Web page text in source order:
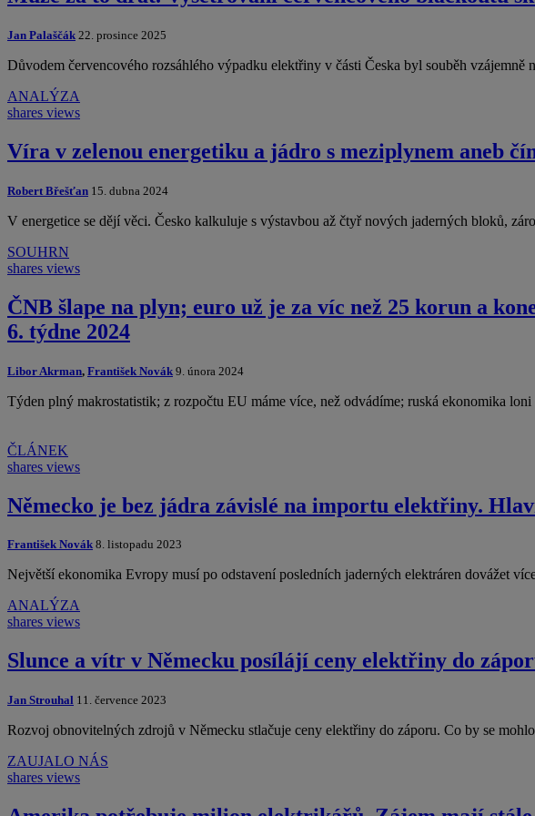
Jan Palaščák 22. prosince 2025
Důvodem červencového rozsáhlého výpadku elektřiny v části Česka byl souběh
ANALÝZA
shares views
Víra v zelenou energetiku a jádro s meziplynem aneb
Robert Břešťan 15. dubna 2024
V energetice se dějí věci. Česko kalkuluje s výstavbou až čtyř nových jaderných bloků,
SOUHRN
shares views
ČNB šlape na plyn; euro už je za víc než 25 korun a
6. týdne 2024
Libor Akrman, František Novák 9. února 2024
Týden plný makrostatistik; z rozpočtu EU máme více, než odvádíme; ruská ekonomika
ČLÁNEK
shares views
Německo je bez jádra závislé na importu elektřiny.
František Novák 8. listopadu 2023
Největší ekonomika Evropy musí po odstavení posledních jaderných elektráren dovážet
ANALÝZA
shares views
Slunce a vítr v Německu posílájí ceny elektřiny do
Jan Strouhal 11. července 2023
Rozvoj obnovitelných zdrojů v Německu stlačuje ceny elektřiny do záporu. Co by se
ZAUJALO NÁS
shares views